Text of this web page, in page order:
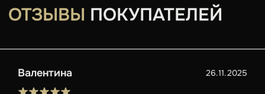
ОТЗЫВЫ ПОКУПАТЕЛЕЙ
Валентина 26.11.2025